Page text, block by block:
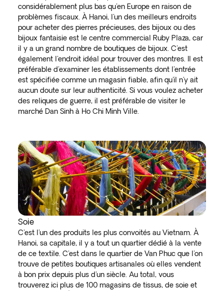
considérablement plus bas qu'en Europe en raison de
problèmes fiscaux. À Hanoi, l'un des meilleurs endroits
pour acheter des pierres précieuses, des bijoux ou des
bijoux fantaisie est le centre commercial Ruby Plaza, car
il y a un grand nombre de boutiques de bijoux. C'est
également l'endroit idéal pour trouver des montres. Il est
préférable d'examiner les établissements dont l'entrée
est spécifiée comme un magasin fiable, afin qu'il n'y ait
aucun doute sur leur authenticité. Si vous voulez acheter
des reliques de guerre, il est préférable de visiter le
marché Dan Sinh à Ho Chi Minh Ville.
Soie
C'est l'un des produits les plus convoités au Vietnam. À
Hanoi, sa capitale, il y a tout un quartier dédié à la vente
de ce textile. C'est dans le quartier de Van Phuc que l'on
trouve de petites boutiques artisanales où elles vendent
à bon prix depuis plus d'un siècle. Au total, vous
trouverez ici plus de 100 magasins de tissus, de soie et